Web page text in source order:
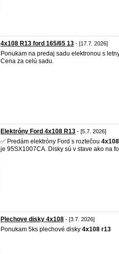
4x108 R13 ford 165/65 13 - [17.7. 2026]
Ponukam na predaj sadu elektronou s
Cena za celú sadu.
Elektróny Ford 4x108 R13 - [5.7. 2026]
✅️ Predám elektróny Ford s roztečou 4x108
je 95SX1007CA. Disky sú v stave ako na
Plechove disky 4x108 - [3.7. 2026]
Ponukam 5ks plechové disky 4x108 r13